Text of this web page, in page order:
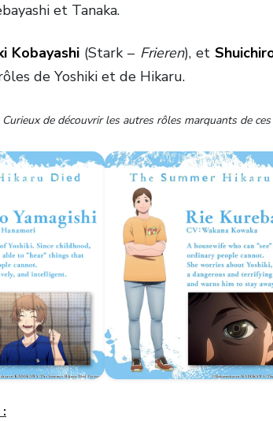
et Tanaka.
Kobayashi(Stark – Frieren), et
de Yoshiki et de Hikaru.
Curieux de découvrir les autres rôles marquants de